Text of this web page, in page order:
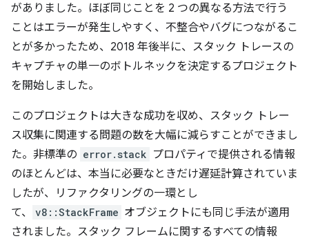
がありました。ほぼ同じことを 2 つの異なる方法で行う
ことはエラーが発生しやすく、不整合やバグにつながるこ
とが多かったため、2018 年後半に、スタック トレースの
キャプチャの単一のボトルネックを決定するプロジェクト
を開始しました。
このプロジェクトは大きな成功を収め、スタック トレー
ス収集に関連する問題の数を大幅に減らすことができまし
た。非標準の error.stack プロパティで提供される情報
のほとんどは、本当に必要なときだけ遅延計算されていま
したが、リファクタリングの一環とし
て、
v8::StackFrame オブジェクトにも同じ手法が適用
されました。スタック フレームに関するすべての情報